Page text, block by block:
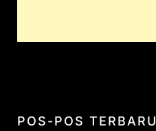
POS-POS TERBARU